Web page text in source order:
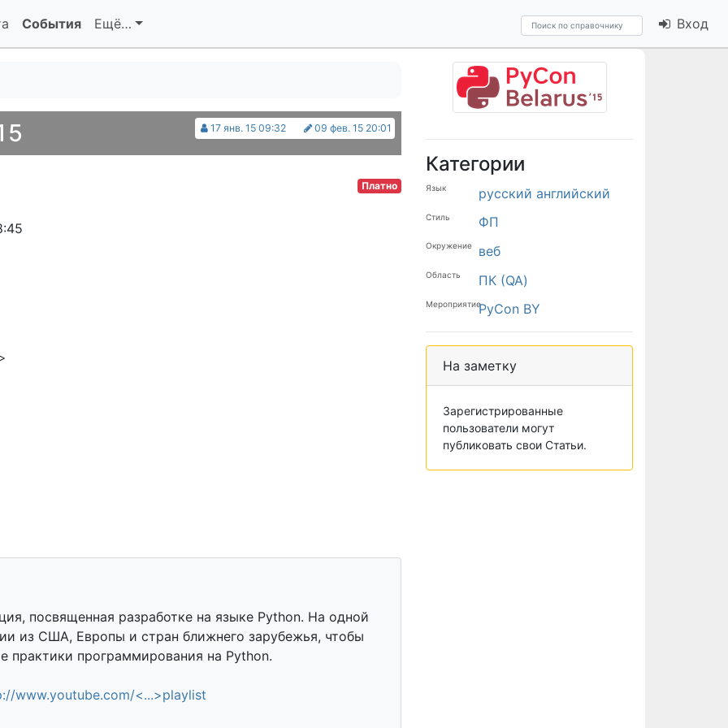
События Ещё… Вход
17 янв. 15 09:32 09 фев. 15 20:01
Платно
посвященная разработке на языке Python. На одной
из США, Европы и стран ближнего зарубежья, чтобы
практики программирования на Python.
www.youtube.com/<...>playlist
Категории
Язык русский английский
Стиль ФП
Окружение веб
Область ПК (QA)
МероприятиеPyCon BY
На заметку
Зарегистрированные
пользователи могут
публиковать свои Статьи.